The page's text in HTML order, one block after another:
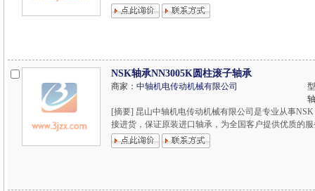
NSK轴承NN3005K圆柱滚子轴承
商家：中轴机电传动机械有限公司
[摘要] 昆山中轴机电传动机械有限公司是专业从事
接进货，保证原装进口轴承，为全国客户提供优质的